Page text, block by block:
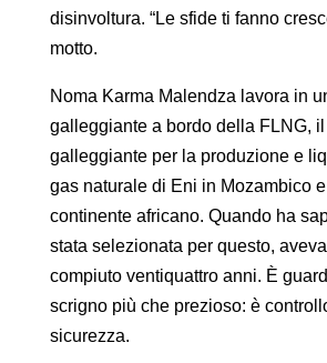
disinvoltura. “Le sfide ti fanno
motto.
Noma Karma Malendza lavora in
galleggiante a bordo della FLNG,
galleggiante per la produzione e
gas naturale di Eni in Mozambico
continente africano. Quando ha
stata selezionata per questo,
compiuto ventiquattro anni. È
scrigno più che prezioso: è
sicurezza.